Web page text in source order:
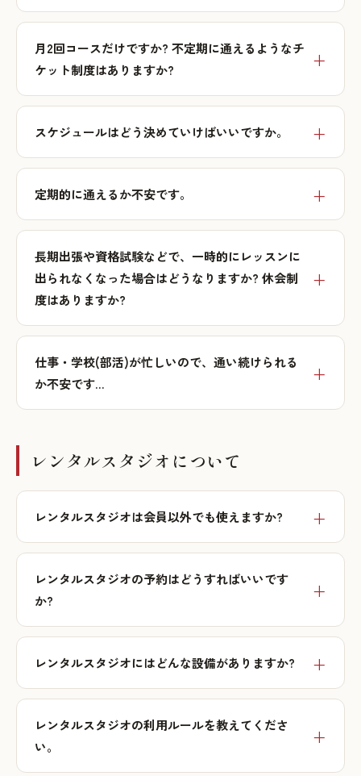
月2回コースだけですか? 不定期に通えるようなチ
ケット制度はありますか?
スケジュールはどう決めていけばいいですか。
定期的に通えるか不安です。
長期出張や資格試験などで、一時的にレッスンに
出られなくなった場合はどうなりますか? 休会制
度はありますか?
仕事・学校(部活)が忙しいので、通い続けられる
か不安です…
レンタルスタジオについて
レンタルスタジオは会員以外でも使えますか?
レンタルスタジオの予約はどうすればいいです
か?
レンタルスタジオにはどんな設備がありますか?
レンタルスタジオの利用ルールを教えてくださ
い。